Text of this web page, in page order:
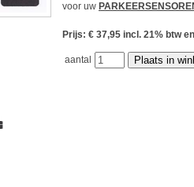
voor uw
Prijs: € 37,95 incl. 21% btw
aantal